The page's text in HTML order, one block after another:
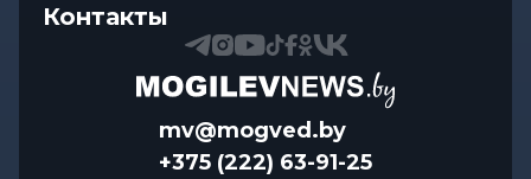
Контакты
mv@mogved.by
+375 (222) 63-91-25